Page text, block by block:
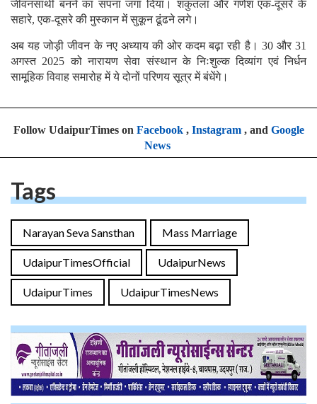
जीवनसाथी बनने का सपना जगा दिया। शकुंतला और गणेश एक-दूसरे के
सहारे, एक-दूसरे की मुस्कान में सुकून ढूंढने लगे।
अब यह जोड़ी जीवन के नए अध्याय की ओर कदम बढ़ा रही है। 30 और 31
अगस्त 2025 को नारायण सेवा संस्थान के निःशुल्क दिव्यांग एवं निर्धन
सामूहिक विवाह समारोह में ये दोनों परिणय सूत्र में बंधेंगे।
Follow UdaipurTimes on Facebook, Instagram, and Google
News
Tags
Narayan Seva Sansthan Mass Marriage
UdaipurTimesOfficial UdaipurNews
UdaipurTimes UdaipurTimesNews